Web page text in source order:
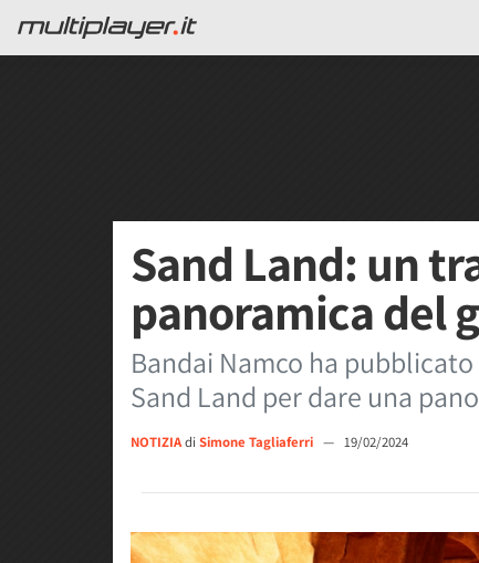
Sand Land: un
panoramica del
Bandai Namco ha
Sand Land per dare una
NOTIZIAdi Simone Tagliaferri — 19/02/2024